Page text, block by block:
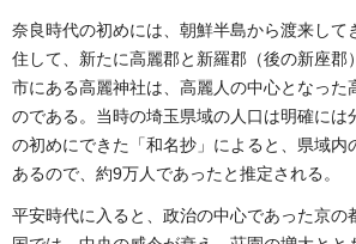
奈良時代の初めには、朝鮮半島から渡来して
住して、新たに高麗郡と新羅郡（後の新座郡
市にある高麗神社は、高麗人の中心となった
のである。当時の埼玉県域の人口は明確には
の初めにできた「和名抄」によると、県域内
あるので、約9万人であったと推定される。
平安時代に入ると、政治の中心であった京の